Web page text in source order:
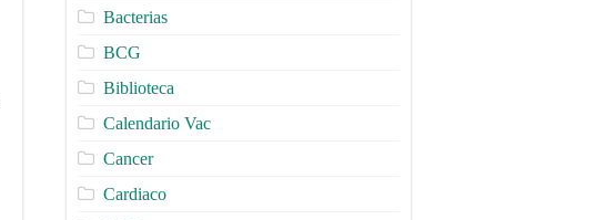
Bacterias
BCG
Biblioteca
Calendario Vac
Cancer
Cardiaco